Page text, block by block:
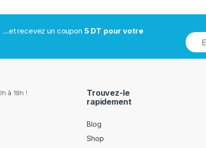
...et recevez un coupon 5 DT pour votre
à 18h !
Trouvez-le
rapidement
Blog
Shop